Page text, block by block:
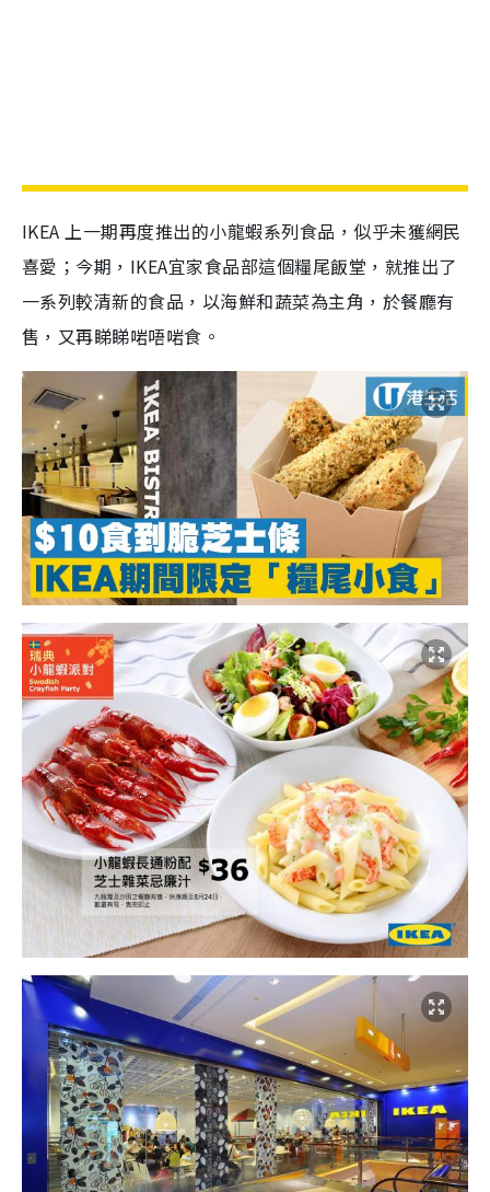
IKEA 上一期再度推出的小龍蝦系列食品，似乎未獲網民
喜愛；今期，IKEA宜家食品部這個糧尾飯堂，就推出了
一系列較清新的食品，以海鮮和蔬菜為主角，於餐廳有
售，又再睇睇啱唔啱食。